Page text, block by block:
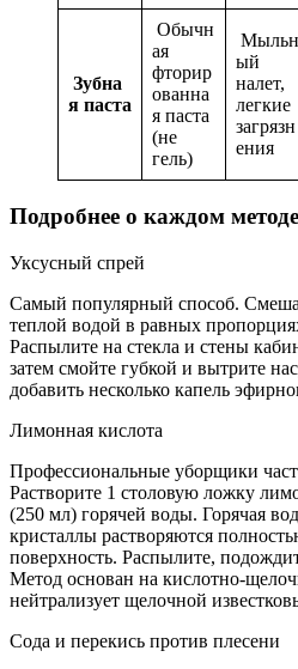
Зубна
я паста
Обычн
ая
фторир
ованна
я паста
(не
гель)
Мыльн
ый
налет,
легкие
загрязн
ения
Подробнее о каждом методе
Уксусный спрей
Самый популярный способ.
теплой водой в равных
Распылите на стекла и стены
затем смойте губкой и вытрите
добавить несколько капель
Лимонная кислота
Профессиональные уборщики
Растворите 1 столовую ложку
(250 мл) горячей воды. Горячая
кристаллы растворяются
поверхность. Распылите,
Метод основан на кислотно-
нейтрализует щелочной
Сода и перекись против плесени